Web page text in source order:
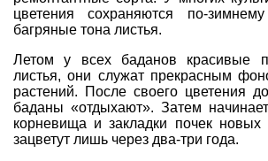
цветения сохраняются по-
багряные тона листья.
Летом у всех баданов красивые
листья, они служат прекрасным
растений. После своего цветения
баданы «отдыхают». Затем
корневища и закладки почек новых
зацветут лишь через два-три года.